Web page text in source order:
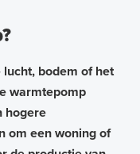
bodem of het
warmtepomp
hogere
om een woning of